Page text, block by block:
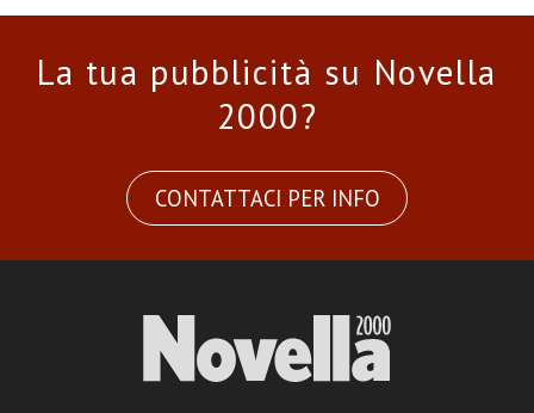
La tua pubblicità su Novella
2000?
CONTATTACI PER INFO